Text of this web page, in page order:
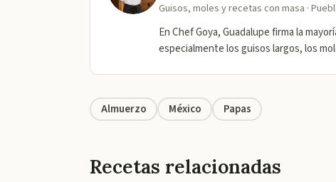
Guisos, moles y recetas con masa ·
En Chef Goya, Guadalupe firma la
especialmente los guisos largos, los
Almuerzo México Papas
Recetas relacionadas